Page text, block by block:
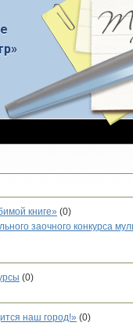
книге» (0)
заочного конкурса
(0)
наш город!» (0)